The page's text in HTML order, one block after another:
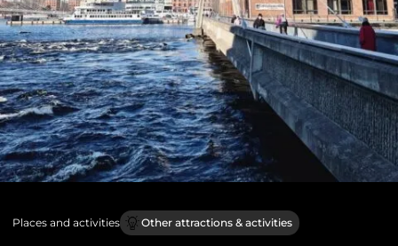
Places and activities Other attractions & activities